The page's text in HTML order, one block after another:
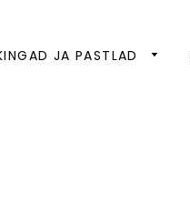
JA PASTLAD